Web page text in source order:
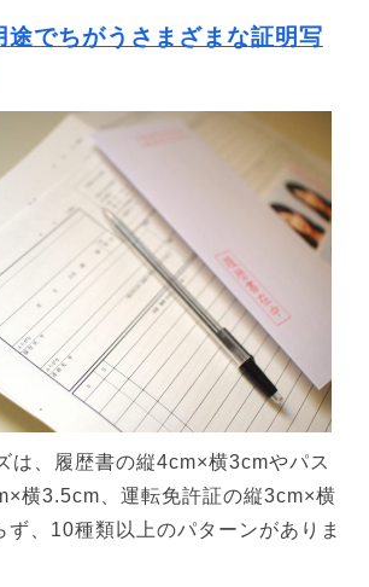
途でちがうさまざまな証明写
は、履歴書の縦4cm×横3cmやパス
横3.5cm、運転免許証の縦3cm×横
ず、10種類以上のパターンがありま